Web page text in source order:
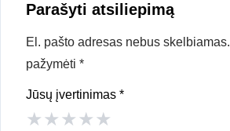
Parašyti atsiliepimą
El. pašto adresas nebus skelbiamas.
pažymėti *
Jūsų įvertinimas *
★★★★★